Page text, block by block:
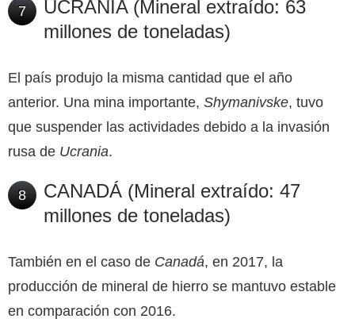
7
UCRANIA (Mineral extraído: 63
millones de toneladas)
El país produjo la misma cantidad que el año
anterior. Una mina importante, Shymanivske, tuvo
que suspender las actividades debido a la invasión
rusa de Ucrania.
8
CANADÁ (Mineral extraído: 47
millones de toneladas)
También en el caso de Canadá, en 2017, la
producción de mineral de hierro se mantuvo estable
en comparación con 2016.